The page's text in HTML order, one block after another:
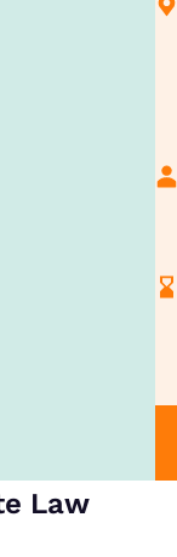
Law